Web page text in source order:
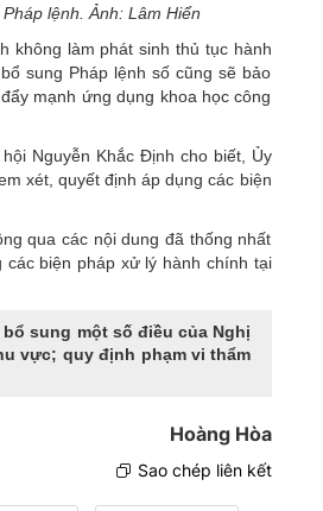
lệnh. Ảnh: Lâm Hiển
không làm phát sinh thủ tục hành
sung Pháp lệnh số cũng sẽ bảo
mạnh ứng dụng khoa học công
Nguyễn Khắc Định cho biết, Ủy
xét, quyết định áp dụng các biện
qua các nội dung đã thống nhất
biện pháp xử lý hành chính tại
sung một số điều của Nghị
vực; quy định phạm vi thẩm
Hoàng Hòa
Sao chép liên kết